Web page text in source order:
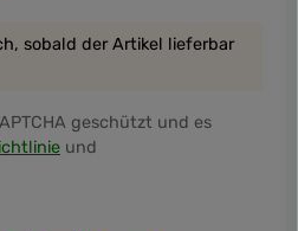
sobald der Artikel lieferbar
geschützt und es
und